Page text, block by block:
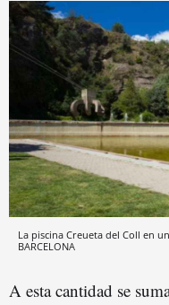
La piscina Creueta del Coll en
BARCELONA
A esta cantidad se